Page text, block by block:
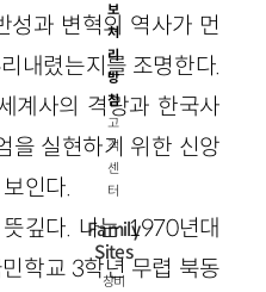
성과 변혁의 역사가 먼
내렸는지를 조명한다.
계사의 격랑과 한국사
을 실현하기 위한 신앙
인다.
깊다. 나는 1970년대
학교 3학년 무렵 북동
보
처
리
방
침
고
객
센
터
Family
Sites
창비